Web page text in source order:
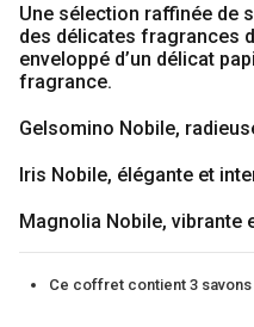
Une sélection raffinée de
des délicates fragrances
enveloppé d’un délicat
fragrance.
Gelsomino Nobile,
Iris Nobile, élégante et
Magnolia Nobile, vibrante
Ce coffret contient 3 savons